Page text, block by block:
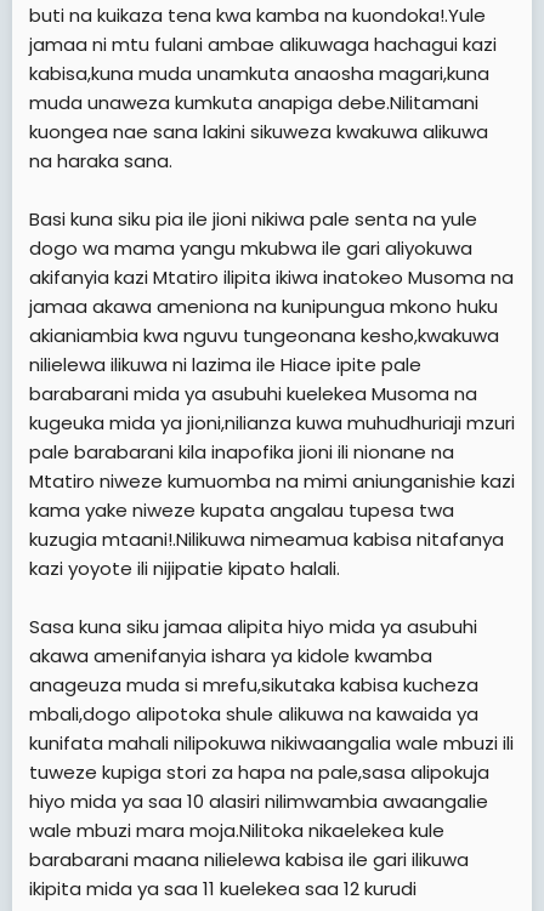
buti na kuikaza tena kwa kamba na kuondoka!.Yule
jamaa ni mtu fulani ambae alikuwaga hachagui kazi
kabisa,kuna muda unamkuta anaosha magari,kuna
muda unaweza kumkuta anapiga debe.Nilitamani
kuongea nae sana lakini sikuweza kwakuwa alikuwa
na haraka sana.
Basi kuna siku pia ile jioni nikiwa pale senta na yule
dogo wa mama yangu mkubwa ile gari aliyokuwa
akifanyia kazi Mtatiro ilipita ikiwa inatokeo Musoma na
jamaa akawa ameniona na kunipungua mkono huku
akianiambia kwa nguvu tungeonana kesho,kwakuwa
nilielewa ilikuwa ni lazima ile Hiace ipite pale
barabarani mida ya asubuhi kuelekea Musoma na
kugeuka mida ya jioni,nilianza kuwa muhudhuriaji mzuri
pale barabarani kila inapofika jioni ili nionane na
Mtatiro niweze kumuomba na mimi aniunganishie kazi
kama yake niweze kupata angalau tupesa twa
kuzugia mtaani!.Nilikuwa nimeamua kabisa nitafanya
kazi yoyote ili nijipatie kipato halali.
Sasa kuna siku jamaa alipita hiyo mida ya asubuhi
akawa amenifanyia ishara ya kidole kwamba
anageuza muda si mrefu,sikutaka kabisa kucheza
mbali,dogo alipotoka shule alikuwa na kawaida ya
kunifata mahali nilipokuwa nikiwaangalia wale mbuzi ili
tuweze kupiga stori za hapa na pale,sasa alipokuja
hiyo mida ya saa 10 alasiri nilimwambia awaangalie
wale mbuzi mara moja.Nilitoka nikaelekea kule
barabarani maana nilielewa kabisa ile gari ilikuwa
ikipita mida ya saa 11 kuelekea saa 12 kurudi